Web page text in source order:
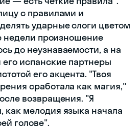
с правилами и
ударные слоги цветом
недели произношение
до неузнаваемости, а на
испанские партнеры
его акцента. "Твоя
сработала как магия,"
возвращения. "Я
как мелодия языка начала
голове".